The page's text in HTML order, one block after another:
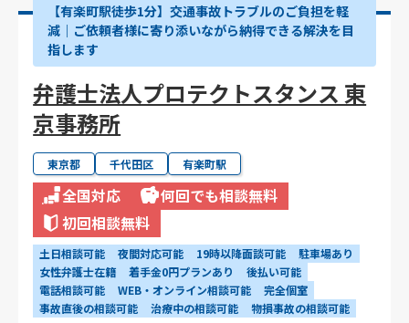
【有楽町駅徒歩1分】交通事故トラブルのご負担を軽
減｜ご依頼者様に寄り添いながら納得できる解決を目
指します
弁護士法人プロテクトスタンス 東
京事務所
東京都 千代田区 有楽町駅
全国対応
何回でも相談無料
初回相談無料
土日相談可能 夜間対応可能 19時以降面談可能
駐車場あり
女性弁護士在籍
着手金0円プランあり
後払い可能
電話相談可能
WEB・オンライン相談可能
完全個室
事故直後の相談可能
治療中の相談可能 物損事故の相談可能